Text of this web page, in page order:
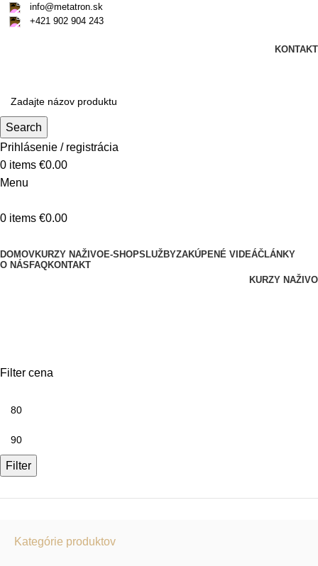
info@metatron.sk
+421 902 904 243
KONTAKT
Search
Prihlásenie / registrácia
0 items €0.00
Menu
0 items €0.00
DOMOVKURZY NAŽIVOE-SHOPSLUŽBYZAKÚPENÉ VIDEÁČLÁNKY
O NÁS FAQKONTAKT
KURZY NAŽIVO
Filter cena
Filter
Kategórie produktov